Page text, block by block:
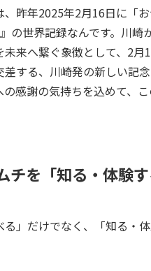
昨年2025年2月16日に「
の世界記録なんです。川
来へ繋ぐ象徴として、2
する、川崎発の新しい記
感謝の気持ちを込めて、
チを「知る・体験
」だけでなく、「知る・